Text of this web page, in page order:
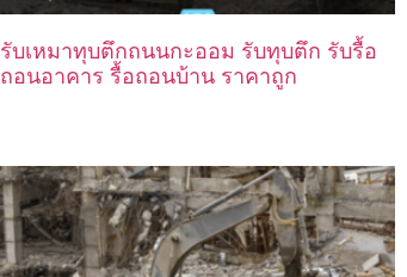
รับเหมาทุบตึกถนนกะออม รับทุบตึก รับรื้อ
ถอนอาคาร รื้อถอนบ้าน ราคาถูก